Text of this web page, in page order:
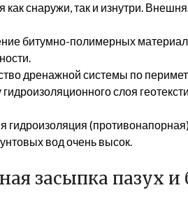
как снаружи, так и изнутри.
битумно-полимерных
дренажной системы по
слоя
гидроизоляция
вод очень высок.
засыпка пазух и